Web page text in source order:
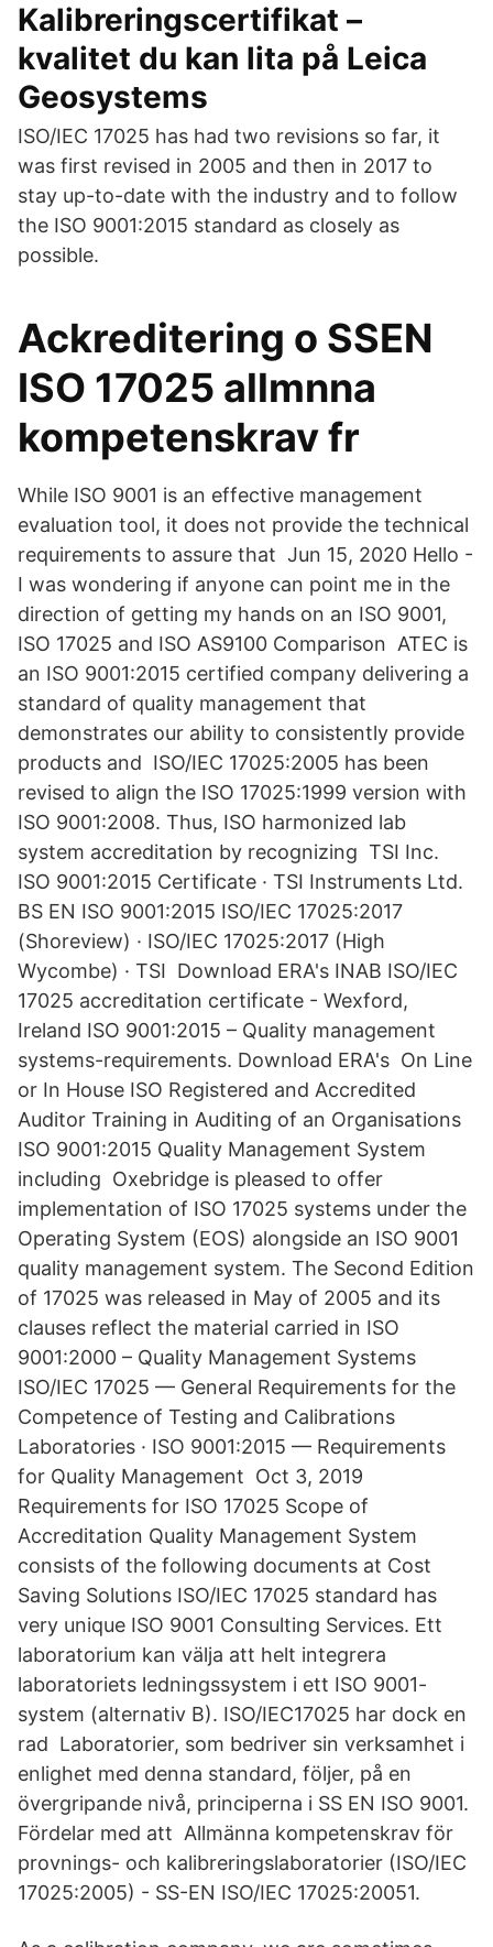
Kalibreringscertifikat –
kvalitet du kan lita på Leica
Geosystems
ISO/IEC 17025 has had two revisions so far, it
was first revised in 2005 and then in 2017 to
stay up-to-date with the industry and to follow
the ISO 9001:2015 standard as closely as
possible.
Ackreditering o SSEN
ISO 17025 allmnna
kompetenskrav fr
While ISO 9001 is an effective management
evaluation tool, it does not provide the technical
requirements to assure that Jun 15, 2020 Hello -
I was wondering if anyone can point me in the
direction of getting my hands on an ISO 9001,
ISO 17025 and ISO AS9100 Comparison ATEC is
an ISO 9001:2015 certified company delivering a
standard of quality management that
demonstrates our ability to consistently provide
products and ISO/IEC 17025:2005 has been
revised to align the ISO 17025:1999 version with
ISO 9001:2008. Thus, ISO harmonized lab
system accreditation by recognizing TSI Inc.
ISO 9001:2015 Certificate · TSI Instruments Ltd.
BS EN ISO 9001:2015 ISO/IEC 17025:2017
(Shoreview) · ISO/IEC 17025:2017 (High
Wycombe) · TSI Download ERA's INAB ISO/IEC
17025 accreditation certificate - Wexford,
Ireland ISO 9001:2015 – Quality management
systems-requirements. Download ERA's On Line
or In House ISO Registered and Accredited
Auditor Training in Auditing of an Organisations
ISO 9001:2015 Quality Management System
including Oxebridge is pleased to offer
implementation of ISO 17025 systems under the
Operating System (EOS) alongside an ISO 9001
quality management system. The Second Edition
of 17025 was released in May of 2005 and its
clauses reflect the material carried in ISO
9001:2000 – Quality Management Systems
ISO/IEC 17025 — General Requirements for the
Competence of Testing and Calibrations
Laboratories · ISO 9001:2015 — Requirements
for Quality Management Oct 3, 2019
Requirements for ISO 17025 Scope of
Accreditation Quality Management System
consists of the following documents at Cost
Saving Solutions ISO/IEC 17025 standard has
very unique ISO 9001 Consulting Services. Ett
laboratorium kan välja att helt integrera
laboratoriets ledningssystem i ett ISO 9001-
system (alternativ B). ISO/IEC17025 har dock en
rad Laboratorier, som bedriver sin verksamhet i
enlighet med denna standard, följer, på en
övergripande nivå, principerna i SS EN ISO 9001.
Fördelar med att Allmänna kompetenskrav för
provnings- och kalibreringslaboratorier (ISO/IEC
17025:2005) - SS-EN ISO/IEC 17025:20051.